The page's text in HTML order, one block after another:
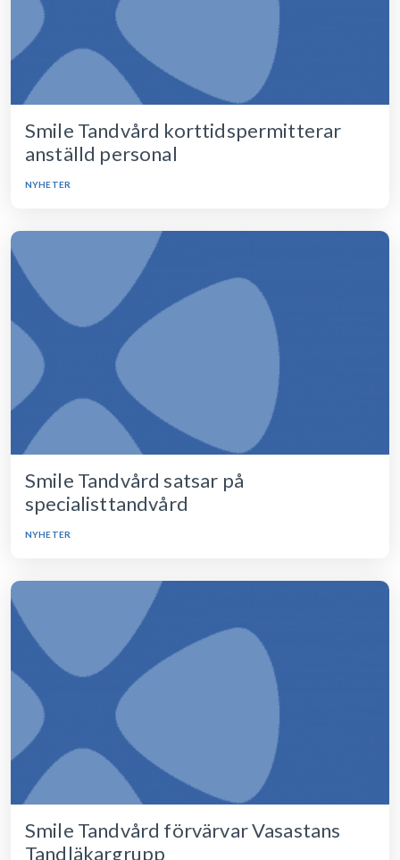
Smile Tandvård korttidspermitterar
anställd personal
NYHETER
Smile Tandvård satsar på
specialisttandvård
NYHETER
Smile Tandvård förvärvar Vasastans
Tandläkargrupp